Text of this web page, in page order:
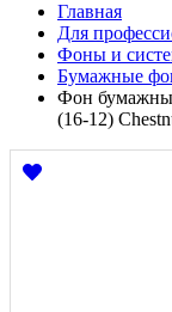
Главная
Для
Фоны и
Бумажные
Фон
(16-12)